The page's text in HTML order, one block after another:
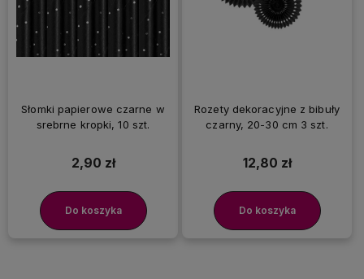
Słomki papierowe czarne w
srebrne kropki, 10 szt.
2,90 zł
Do koszyka
Rozety dekoracyjne z bibuły
czarny, 20-30 cm 3 szt.
12,80 zł
Do koszyka